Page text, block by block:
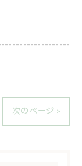
次のページ >